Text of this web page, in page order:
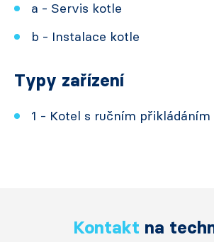
a - Servis kotle
b - Instalace kotle
Typy zařízení
1 - Kotel s ručním
Kontakt na